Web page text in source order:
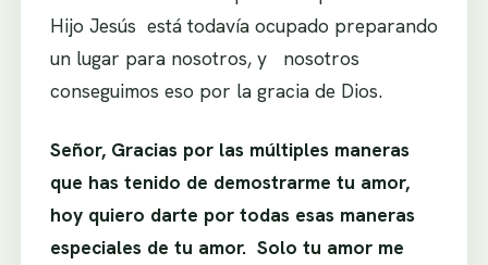
Hijo Jesús está todavía ocupado preparando
un lugar para nosotros, y nosotros
conseguimos eso por la gracia de Dios.
Señor, Gracias por las múltiples maneras
que has tenido de demostrarme tu amor,
hoy quiero darte por todas esas maneras
especiales de tu amor. Solo tu amor me